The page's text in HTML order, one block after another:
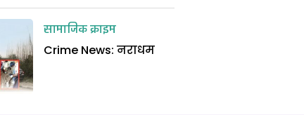
सामाजिक क्राइम
Crime News: नराधम